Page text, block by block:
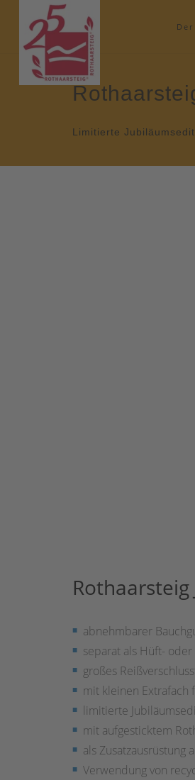
Limitierte
abnehmbarer
separat als Hüft-
großes
mit kleinen Extrafach
limitierte
mit aufgesticktem
als Zusatzausrüstung
Verwendung von